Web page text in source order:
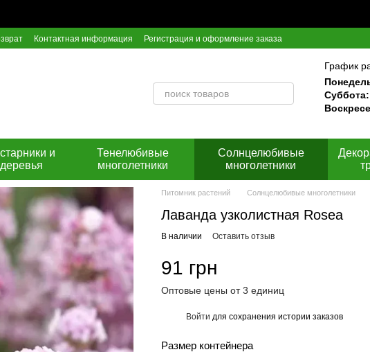
Контактная информация
Регистрация и оформление заказа
График
Суббота:
и
деревья
Тенелюбивые
многолетники
Солнцелюбивые
многолетники
Питомник растений Солнцелюбивые многолетники
Лаванда узколистная Rosea
В наличии Оставить отзыв
91 грн
Оптовые цены от 3 единиц
Войти для сохранения истории заказов
Размер контейнера